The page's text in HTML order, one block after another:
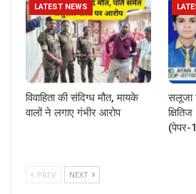
LATEST NEWS
विवाहिता की संदिग्ध मौत, मायके
वालों ने लगाए गंभीर आरोप
सलूजा
(पेपर-
PREV NEXT